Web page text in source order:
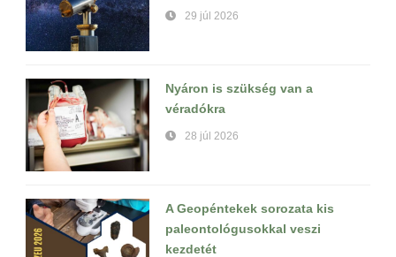
29 júl 2026
Nyáron is szükség van a
véradókra
28 júl 2026
A Geopéntekek sorozata kis
paleontológusokkal veszi
kezdetét